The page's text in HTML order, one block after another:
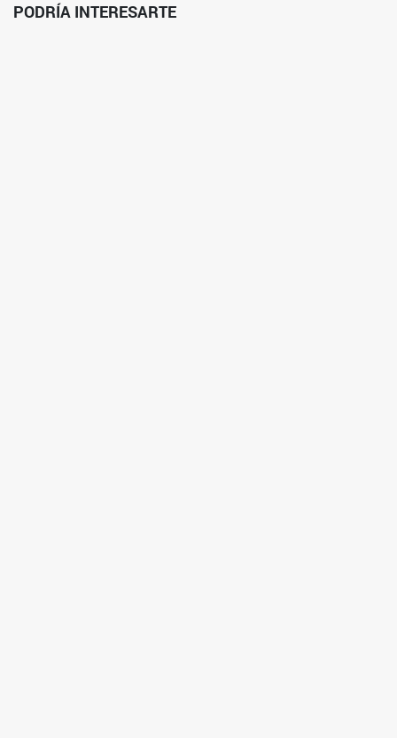
PODRÍA INTERESARTE